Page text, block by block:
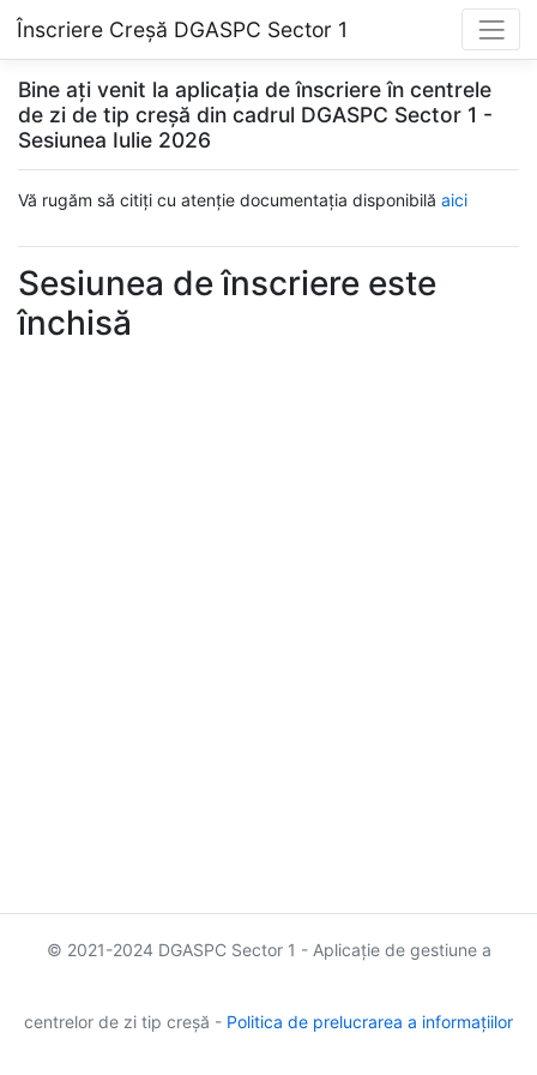
Înscriere Creșă DGASPC Sector 1
Bine ați venit la aplicația de înscriere în centrele
de zi de tip creșă din cadrul DGASPC Sector 1 -
Sesiunea Iulie 2026
Vă rugăm să citiți cu atenție documentația disponibilă aici
Sesiunea de înscriere este
închisă
© 2021-2024 DGASPC Sector 1 - Aplicație de gestiune a
centrelor de zi tip creșă - Politica de prelucrarea a informațiilor